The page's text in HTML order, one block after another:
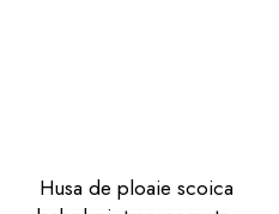
Husa de ploaie scoica